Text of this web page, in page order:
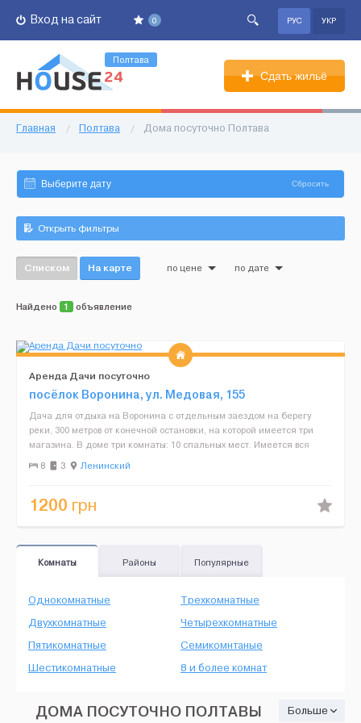
0
Вход на сайт РУС УКР
Полтава
Сдать жильё
Главная / Полтава / Дома посуточно Полтава
Сбросить
Открыть фильтры
Списком На карте по цене по дате
Найдено 1 объявление
Аренда Дачи посуточно
посёлок Воронина, ул. Медовая, 155
Дача для отдыха на Воронина с отдельным заездом на берегу
реки, 300 метров от конечной остановки, на которой имеется три
магазина. В доме три комнаты: 10 спальных мест. Имеется вся
необходимая бытовая техника, во дворе мангал, бес...
8 3 Ленинский
1200 грн
Комнаты Районы Популярные
Однокомнатные
Двухкомнатные
Трехкомнатные
Четырехкомнатные
Пятикомнатные
Шестикомнатные
Семикомнтаные
8 и более комнат
ДОМА ПОСУТОЧНО ПОЛТАВЫ Больше